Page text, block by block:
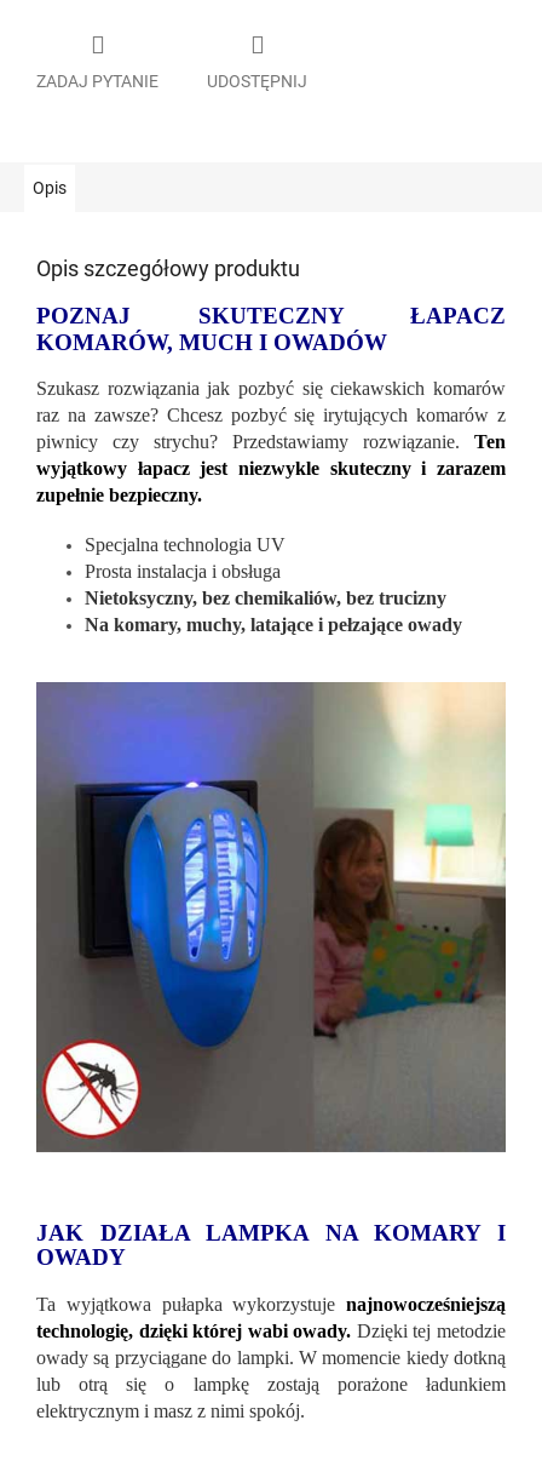
ZADAJ PYTANIE UDOSTĘPNIJ
Opis
Opis szczegółowy produktu
POZNAJ SKUTECZNY ŁAPACZ
KOMARÓW, MUCH I OWADÓW
Szukasz rozwiązania jak pozbyć się ciekawskich komarów
raz na zawsze? Chcesz pozbyć się irytujących komarów z
piwnicy czy strychu? Przedstawiamy rozwiązanie. Ten
wyjątkowy łapacz jest niezwykle skuteczny i zarazem
zupełnie bezpieczny.
Specjalna technologia UV
Prosta instalacja i obsługa
Nietoksyczny, bez chemikaliów, bez trucizny
Na komary, muchy, latające i pełzające owady
JAK DZIAŁA LAMPKA NA KOMARY I
OWADY
Ta wyjątkowa pułapka wykorzystuje najnowocześniejszą
technologię, dzięki której wabi owady. Dzięki tej metodzie
owady są przyciągane do lampki. W momencie kiedy dotkną
lub otrą się o lampkę zostają porażone ładunkiem
elektrycznym i masz z nimi spokój.